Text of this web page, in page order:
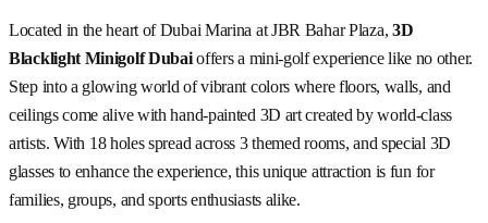
Located in the heart of Dubai Marina at JBR Bahar Plaza, 3D
Blacklight Minigolf Dubaioffers a mini-golf experience like no other.
Step into a glowing world of vibrant colors where floors, walls, and
ceilings come alive with hand-painted 3D art created by world-class
artists. With 18 holes spread across 3 themed rooms, and special 3D
glasses to enhance the experience, this unique attraction is fun for
families, groups, and sports enthusiasts alike.